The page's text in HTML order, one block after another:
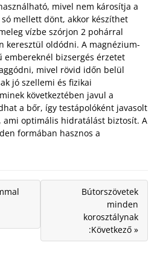
mivel nem károsítja a
mellett dönt, akkor készíthet
vízbe szórjon 2 pohárral
keresztül oldódni. A magnézium-
embereknél bizsergés érzetet
mivel rövid időn belül
jó szellemi és fizikai
következtében javul a
a bőr, így testápolóként javasolt
ami optimális hidratálást biztosít. A
formában hasznos a
Bútorszövetek
minden
korosztálynak
:Következő »